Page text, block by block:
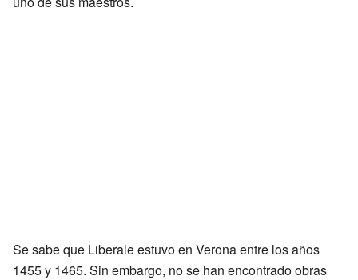
Se sabe que Liberale estuvo en Verona entre los años
1455 y 1465. Sin embargo, no se han encontrado obras